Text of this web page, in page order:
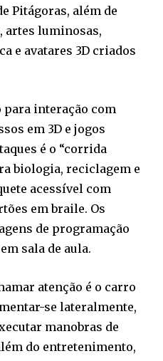
Pitágoras, além de
artes luminosas,
e avatares 3D criados
para interação com
em 3D e jogos
é o “corrida
biologia, reciclagem e
acessível com
em braile. Os
de programação
sala de aula.
atenção é o carro
se lateralmente,
manobras de
do entretenimento,